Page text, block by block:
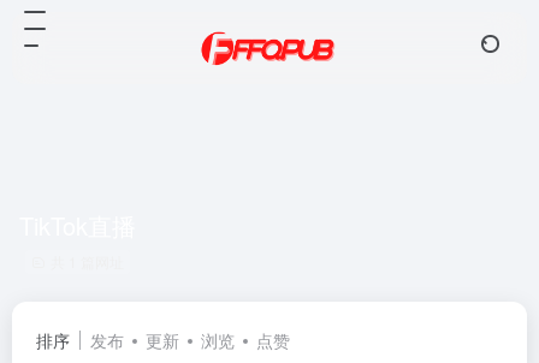
排序 发布 更新 浏览 点赞